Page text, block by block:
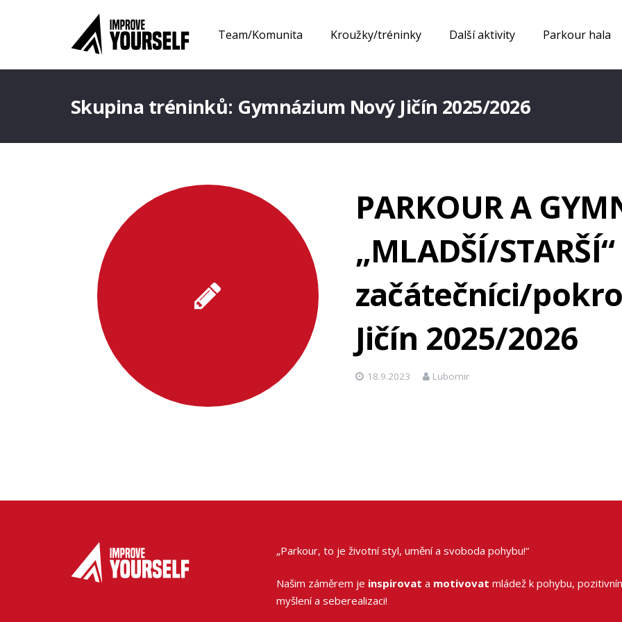
Team/Komunita Kroužky/tréninky Další aktivity Parkour hala
Skupina tréninků: Gymnázium Nový Jičín 2025/2026
PARKOUR A
„MLADŠÍ/STARŠÍ“
začátečníci/
Jičín 2025/2026
18.9.2023 Lubomir
„Parkour, to je životní styl, umění a svoboda pohybu!“
Našim záměrem je inspirovat a motivovat mládež k pohybu,
myšlení a seberealizaci!